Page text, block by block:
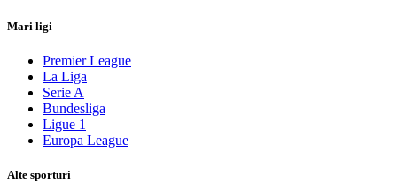
Mari ligi
Premier League
La Liga
Serie A
Bundesliga
Ligue 1
Europa League
Alte sporturi